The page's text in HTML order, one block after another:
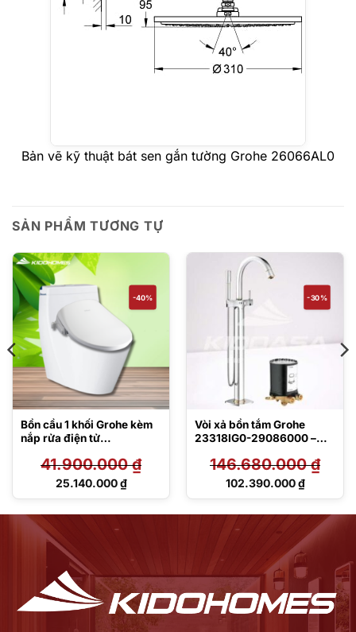
Bản vẽ kỹ thuật bát sen gắn tường Grohe 26066AL0
SẢN PHẨM TƯƠNG TỰ
-40%
Bồn cầu 1 khối Grohe kèm
nắp rửa điện tử
41.900.000₫
Giá
25.140.000₫
Giá
-30%
Vòi xả bồn tắm Grohe
23318IG0-29086000 –
146.680.000₫
Giá
146.680.000 ₫.
102.390.000₫
Giá
102.390.000 ₫.